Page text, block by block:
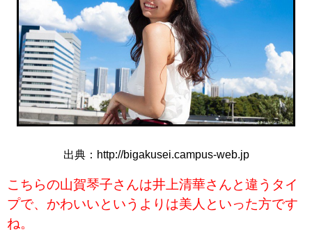
出典：http://bigakusei.campus-web.jp
こちらの山賀琴子さんは井上清華さんと違うタイ
プで、かわいいというよりは美人といった方です
ね。